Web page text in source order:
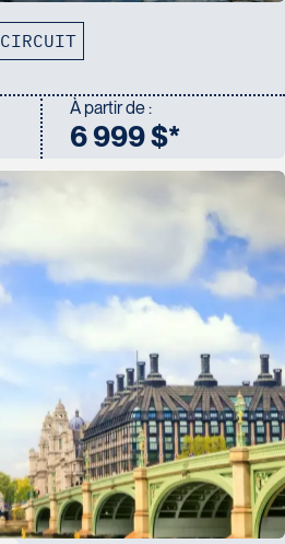
CIRCUIT
À partir de :
6 999 $*